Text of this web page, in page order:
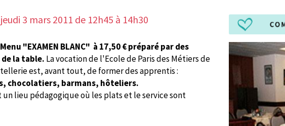
3 mars 2011 de 12h45 à 14h30
Menu "EXAMEN BLANC" à 17,50 € préparé par des
la table. La vocation de l'Ecole de Paris des Métiers de
est, avant tout, de former des apprentis :
chocolatiers, barmans, hôteliers.
lieu pédagogique où les plats et le service sont